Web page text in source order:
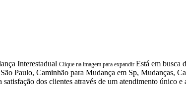
Clique na imagem para expandir Está em busca
Paulo, Caminhão para Mudança em Sp, Mudanças,
dos clientes através de um atendimento único e